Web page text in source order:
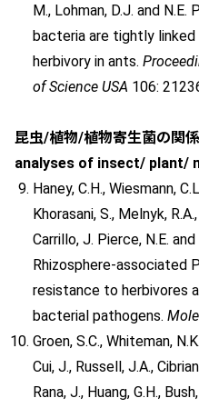
M., Lohman, D.J. and
bacteria are tightly
herbivory in ants.
of Science USA 106:
昆虫/植物/植物寄生菌の関
analyses of insect/ plant/
Haney, C.H., Wiesmann,
Khorasani, S., Melnyk,
Carrillo, J. Pierce, N.E.
Rhizosphere-associated
resistance to
bacterial pathogens.
Groen, S.C., Whiteman,
Cui, J., Russell, J.A.,
Rana, J., Huang, G.H.,